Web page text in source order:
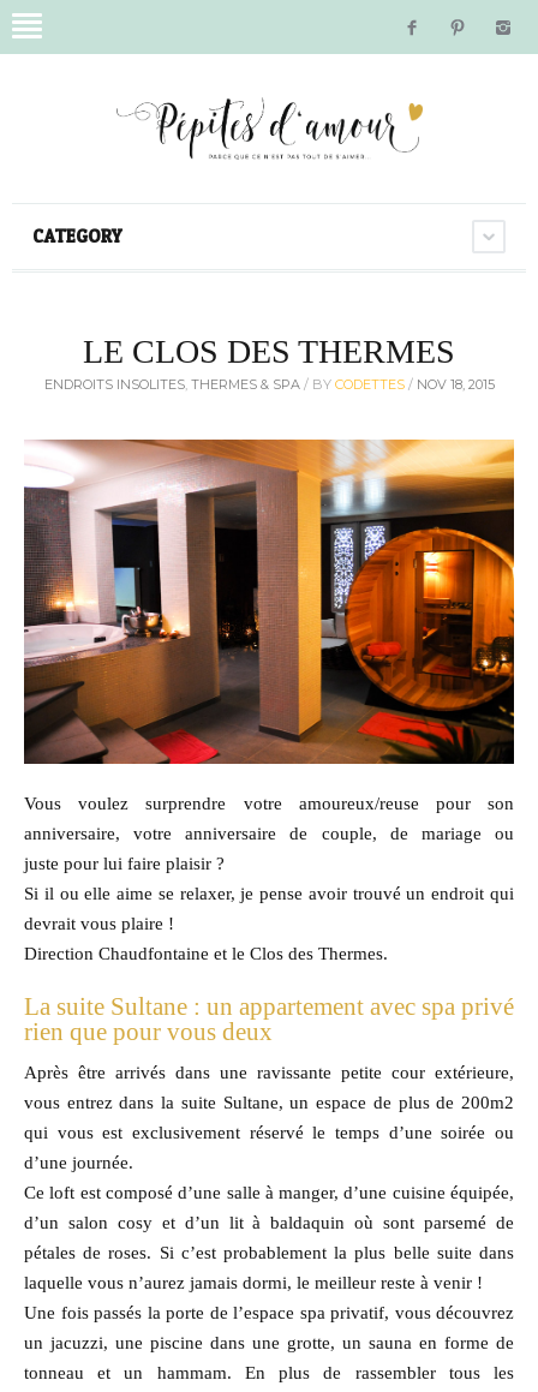
CATEGORY
LE CLOS DES THERMES
ENDROITS INSOLITES, THERMES & SPA/ BY CODETTES / NOV 18, 2015
Vous voulez surprendre votre amoureux/reuse pour son
anniversaire, votre anniversaire de couple, de mariage ou
juste pour lui faire plaisir ?
Si il ou elle aime se relaxer, je pense avoir trouvé un endroit qui
devrait vous plaire !
Direction Chaudfontaine et le Clos des Thermes.
La suite Sultane : un appartement avec spa privé
rien que pour vous deux
Après être arrivés dans une ravissante petite cour extérieure,
vous entrez dans la suite Sultane, un espace de plus de 200m2
qui vous est exclusivement réservé le temps d’une soirée ou
d’une journée.
Ce loft est composé d’une salle à manger, d’une cuisine équipée,
d’un salon cosy et d’un lit à baldaquin où sont parsemé de
pétales de roses. Si c’est probablement la plus belle suite dans
laquelle vous n’aurez jamais dormi, le meilleur reste à venir !
Une fois passés la porte de l’espace spa privatif, vous découvrez
un jacuzzi, une piscine dans une grotte, un sauna en forme de
tonneau et un hammam. En plus de rassembler tous les